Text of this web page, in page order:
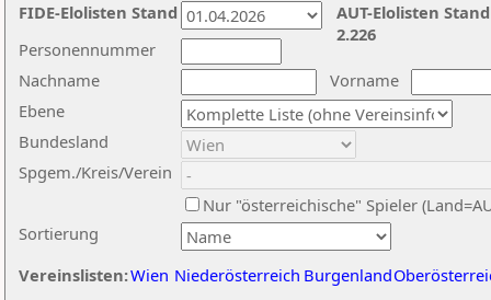
Nachname
Vorname
Ebene
Sortierung
Personennummer
Bundesland
Spgem./Kreis/Verein
Nur "österreichische" Spieler
Vereinslisten:Wien Niederösterreich Burgenland
AUT-Elolisten
2.226
FIDE-Elolisten Stand